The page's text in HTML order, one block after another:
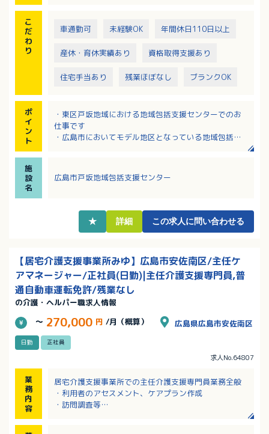
こ
だ
わ
り
車通勤可 未経験OK 年間休日110日以上
産休・育休実績あり 資格取得支援あり
住宅手当あり 残業ほぼなし ブランクOK
ポ
イ
ン
ト
・東区戸坂地域における地域包括支援センターでのお
仕事です
・広島市においてモデル地区となっている地域包括エ
す！
・資格取得のための支援制度があります！
施
設
名
広島市戸坂地域包括支援センター
★ 詳細 この求人に問い合わせる
【居宅介護支援事業所みゆ】広島市安佐南区/主任ケ
アマネージャー/正社員(日勤)|主任介護支援専門員,普
通自動車運転免許/残業なし
の介護・ヘルパー職求人情報
～ 270,000 円 /月（概算） 広島県広島市安佐南区
日勤 正社員
求人No.64807
業
務
内
容
居宅介護支援事業所での主任介護支援専門員業務全般
・利用者のアセスメント、ケアプラン作成
・訪問調査等